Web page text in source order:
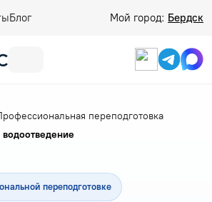
Блог Мой город: Бердск
переподготовка
переподготовке